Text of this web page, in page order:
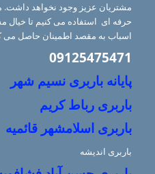
مشتریان عزیز وجود نخواهد داشت.
حرفه ای استفاده می کنیم تا خیال
اسباب به مقصد اطمینان حاصل می
09125475471
پایانه باربری نسیم شهر
باربری رباط کریم
باربری اسلامشهر قائمیه
باربری اندیشه